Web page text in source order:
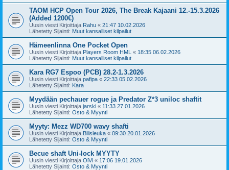
TAOM HCP Open Tour 2026, The Break Kajaani 12.-15.3.2026
(Added 1200€)
Uusin viesti Kirjoittaja Rahu « 21:47 10.02.2026
Lähetetty Sijainti: Muut kansalliset kilpailut
Hämeenlinna One Pocket Open
Uusin viesti Kirjoittaja Players Room HML « 18:35 06.02.2026
Lähetetty Sijainti: Muut kansalliset kilpailut
Kara RG7 Espoo (PCB) 28.2-1.3.2026
Uusin viesti Kirjoittaja pafipa « 22:33 05.02.2026
Lähetetty Sijainti: Kara
Myydään pechauer rogue ja Predator Z*3 uniloc shaftit
Uusin viesti Kirjoittaja jarski « 11:33 27.01.2026
Lähetetty Sijainti: Osto & Myynti
Myyty: Mezz WD700 wavy shafti
Uusin viesti Kirjoittaja Bilisleuka « 09:30 20.01.2026
Lähetetty Sijainti: Osto & Myynti
Becue shaft Uni-lock MYYTY
Uusin viesti Kirjoittaja OlVi « 17:06 19.01.2026
Lähetetty Sijainti: Osto & Myynti